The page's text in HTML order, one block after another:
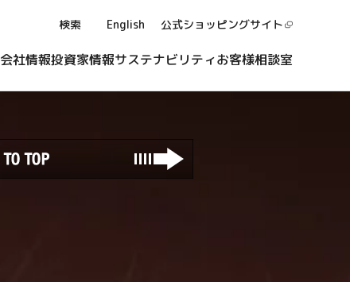
検索 English 公式ショッピングサイト
会社情報投資家情報サステナビリティお客様相談室